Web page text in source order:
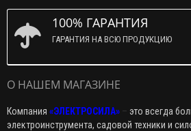
100% ГАРАНТИЯ
ГАРАНТИЯ НА ВСЮ ПРОДУКЦИЮ
О НАШЕМ МАГАЗИНЕ
Компания «ЭЛЕКТРОСИЛА» – это всегда
электроинструмента, садовой техники и